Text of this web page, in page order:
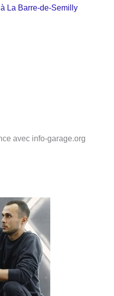
La Barre-de-Semilly
avec info-garage.org